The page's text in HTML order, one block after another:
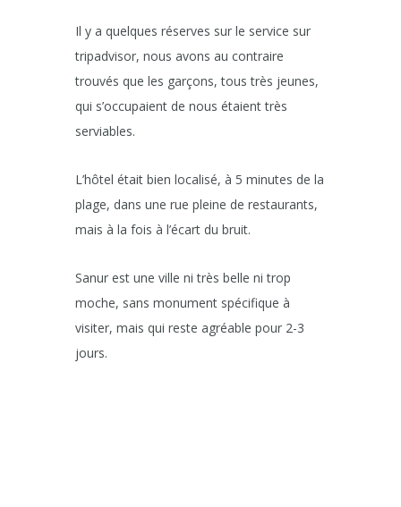
Il y a quelques réserves sur le service sur
tripadvisor, nous avons au contraire
trouvés que les garçons, tous très jeunes,
qui s’occupaient de nous étaient très
serviables.
L’hôtel était bien localisé, à 5 minutes de la
plage, dans une rue pleine de restaurants,
mais à la fois à l’écart du bruit.
Sanur est une ville ni très belle ni trop
moche, sans monument spécifique à
visiter, mais qui reste agréable pour 2-3
jours.